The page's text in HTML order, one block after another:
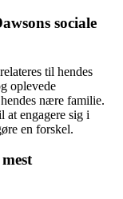
sociale
til hendes
oplevede
nære familie.
at engagere sig i
en forskel.